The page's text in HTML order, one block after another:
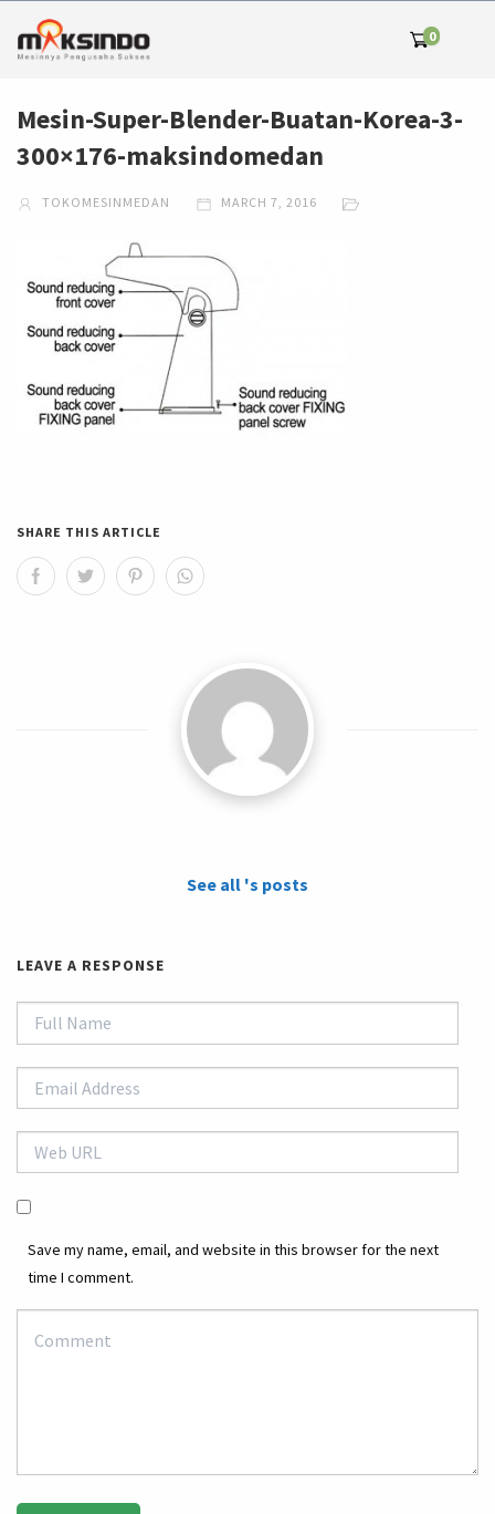
0
Mesin-Super-Blender-Buatan-Korea-3-
300×176-maksindomedan
TOKOMESINMEDAN MARCH 7, 2016
SHARE THIS ARTICLE
See all 's posts
LEAVE A RESPONSE
Save my name, email, and website in this browser for the next
time I comment.